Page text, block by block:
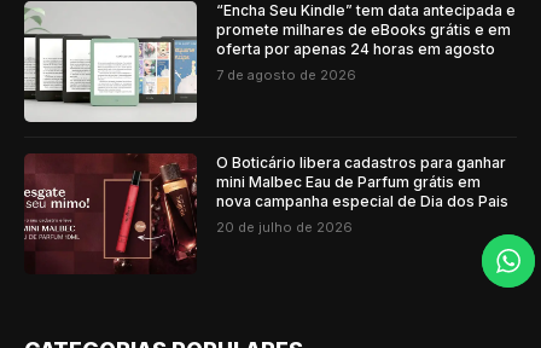
“Encha Seu Kindle” tem data antecipada e
promete milhares de eBooks grátis e em
oferta por apenas 24 horas em agosto
7 de agosto de 2026
O Boticário libera cadastros para ganhar
mini Malbec Eau de Parfum grátis em
nova campanha especial de Dia dos Pais
20 de julho de 2026